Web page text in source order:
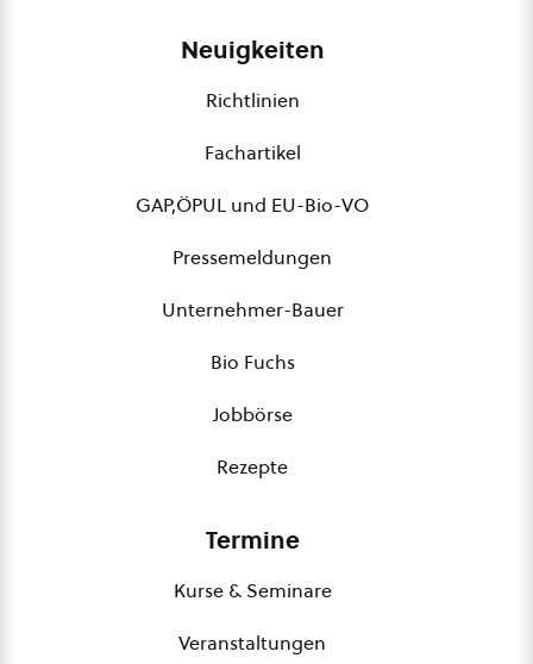
Neuigkeiten
Richtlinien
Fachartikel
GAP,ÖPUL und EU-Bio-VO
Pressemeldungen
Unternehmer-Bauer
Bio Fuchs
Jobbörse
Rezepte
Termine
Kurse & Seminare
Veranstaltungen